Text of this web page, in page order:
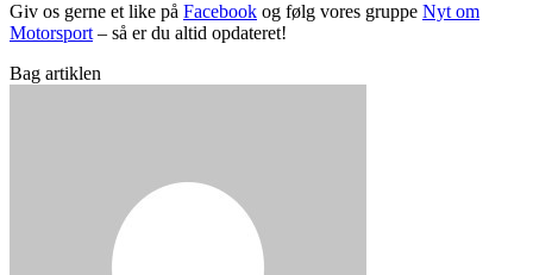
Giv os gerne et like på Facebook og følg vores gruppe Nyt om
Motorsport– så er du altid opdateret!
Bag artiklen